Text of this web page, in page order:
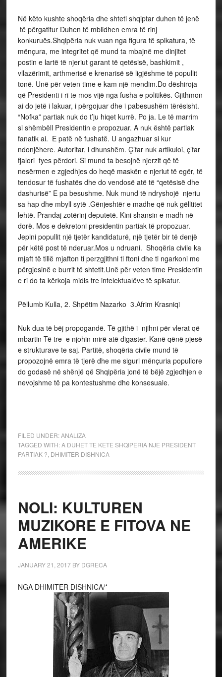
Në këto kushte shoqëria dhe shteti shqiptar duhen të jenë
të përgatitur Duhen të mblidhen emra të rinj
konkuruës.Shqipëria nuk vuan nga figura të spikatura, të
mënçura, me integritet që mund ta mbajnë me dinjitet
postin e lartë të njeriut garant të qetësisë, bashkimit ,
vllazërimit, arthmerisë e krenarisë së ligjëshme të popullit
tonë. Unë për veten time e kam një mendim.Do dëshiroja
që Presidenti i ri te mos vijë nga fusha e politikës. Gjithmon
ai do jetë i lakuar, i përgojuar dhe i pabesushëm tërësisht.
“Nofka” partiak nuk do t’ju hiqet kurrë. Po ja. Le të marrim
si shëmbëll Presidentin e propozuar. A nuk është partiak
fanatik ai. E patë në fushatë. U angazhuar si kur
ndonjëhere. Autoritar, i dhunshëm. Ç’far nuk artikuloi, ç’far
fjalori fyes përdori. Si mund ta besojnë njerzit që të
nesërmen e zgjedhjes do heqë maskën e njeriut të egër, të
tendosur të fushatës dhe do vendosë atë të “qetësisë dhe
dashurisë” E pa besushme. Nuk mund të ndryshojë njeriu
sa hap dhe mbyll sytë .Gënjeshtër e madhe që nuk gëlltitet
lehtë. Prandaj zotërinj deputetë. Kini shansin e madh në
dorë. Mos e dekretoni presidentin partiak të propozuar.
Jepini popullit një tjetër kandidaturë, një tjetër bir të denjë
për këtë post të nderuar.Mos u ndruani. Shoqëria civile ka
mjaft të tillë mjafton ti perzgjithni ti ftoni dhe ti ngarkoni me
përgjesinë e burrit të shtetit.Unë për veten time Presidentin
e ri do ta kërkoja midis tre intelektualëve të spikatur.
Pëllumb Kulla, 2. Shpëtim Nazarko 3.Afrim Krasniqi
Nuk dua të bëj propogandë. Të gjithë i njihni për vlerat që
mbartin Të tre e njohin mirë atë digaster. Kanë qënë pjesë
e strukturave te saj. Partitë, shoqëria civile mund të
propozojnë emra të tjerë dhe me siguri mënçuria popullore
do godasë në shënjë që Shqipëria jonë të bëjë zgjedhjen e
nevojshme të pa kontestushme dhe konsesuale.
FILED UNDER:ANALIZA
TAGGED WITH:A DUHET TE KETE SHQIPERIA NJE PRESIDENT
PARTIAK ? DHIMITER DISHNICA
NOLI: KULTUREN
MUZIKORE E FITOVA NE
AMERIKE
JANUARY 21, 2017BY DGRECA
NGA DHIMITER DISHNICA/*